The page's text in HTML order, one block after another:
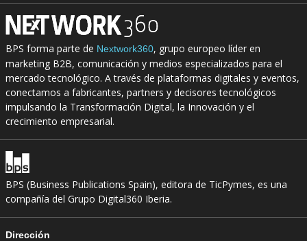
BPS forma parte de Nextwork360, grupo europeo líder en
marketing B2B, comunicación y medios especializados para el
mercado tecnológico. A través de plataformas digitales y eventos,
conectamos a fabricantes, partners y decisores tecnológicos
impulsando la Transformación Digital, la Innovación y el
crecimiento empresarial.
BPS (Business Publications Spain), editora de TicPymes, es una
compañía del Grupo Digital360 Iberia.
Dirección